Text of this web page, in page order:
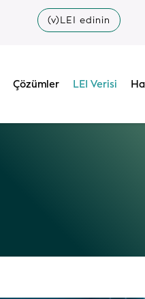
(v)LEI edinin
Çözümler LEI Verisi